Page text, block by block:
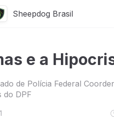
Sheepdog Brasil
e a
de Polícia Federal
do DPF